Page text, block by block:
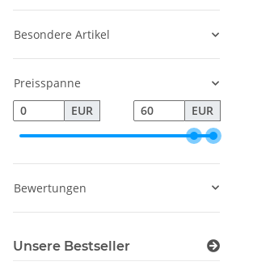
Besondere Artikel
Preisspanne
EUR
EUR
Bewertungen
Unsere Bestseller